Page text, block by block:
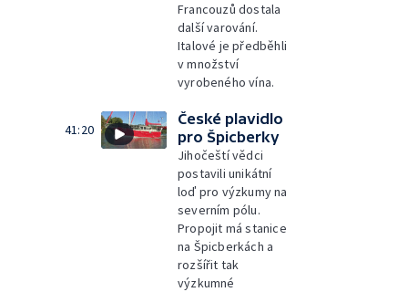
Francouzů dostala
další varování.
Italové je předběhli
v množství
vyrobeného vína.
41:20
České plavidlo
pro Špicberky
Jihočeští vědci
postavili unikátní
loď pro výzkumy na
severním pólu.
Propojit má stanice
na Špicberkách a
rozšířit tak
výzkumné